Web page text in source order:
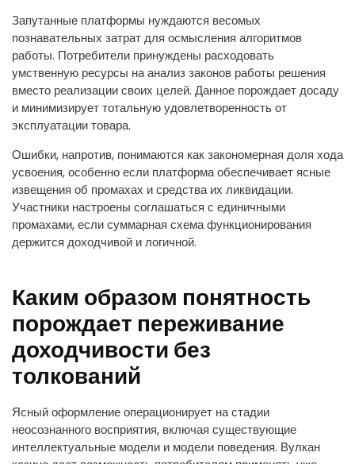
Запутанные платформы нуждаются весомых
познавательных затрат для осмысления алгоритмов
работы. Потребители принуждены расходовать
умственную ресурсы на анализ законов работы решения
вместо реализации своих целей. Данное порождает досаду
и минимизирует тотальную удовлетворенность от
эксплуатации товара.
Ошибки, напротив, понимаются как закономерная доля хода
усвоения, особенно если платформа обеспечивает ясные
извещения об промахах и средства их ликвидации.
Участники настроены соглашаться с единичными
промахами, если суммарная схема функционирования
держится доходчивой и логичной.
Каким образом понятность
порождает переживание
доходчивости без
толкований
Ясный оформление операционирует на стадии
неосознанного восприятия, включая существующие
интеллектуальные модели и модели поведения. Вулкан